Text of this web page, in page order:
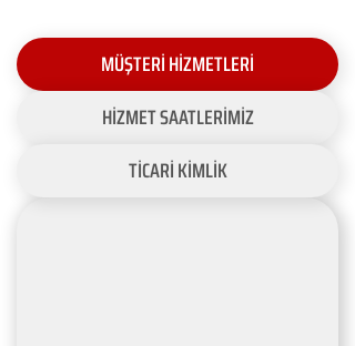
MÜŞTERİ HİZMETLERİ
HİZMET SAATLERİMİZ
TİCARİ KİMLİK